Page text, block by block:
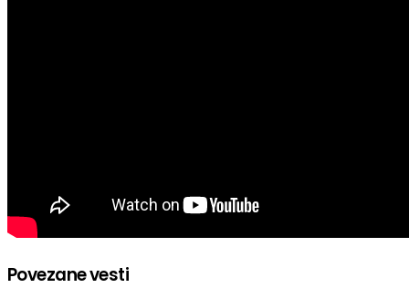
Povezane vesti